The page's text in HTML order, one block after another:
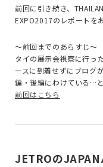
前回に引き続き、
EXPO2017のレポートを
〜前回までのあらすじ〜
タイの展示会視察に行っ
ースに到着せずにブログ
編・後編にわけている…
前回はこちら
JETROの